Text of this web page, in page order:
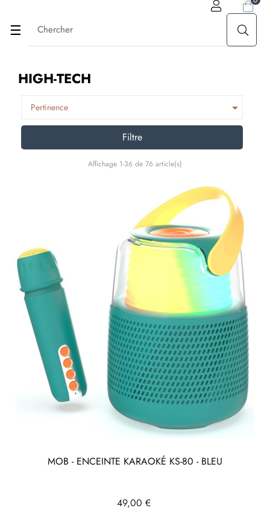
Basculer
navigation
☰
HIGH-TECH
Pertinence 
Filtre
Affichage 1-36 de 76 article(s)
MOB - ENCEINTE KARAOKÉ KS-80 - BLEU
Prix
49,00 €